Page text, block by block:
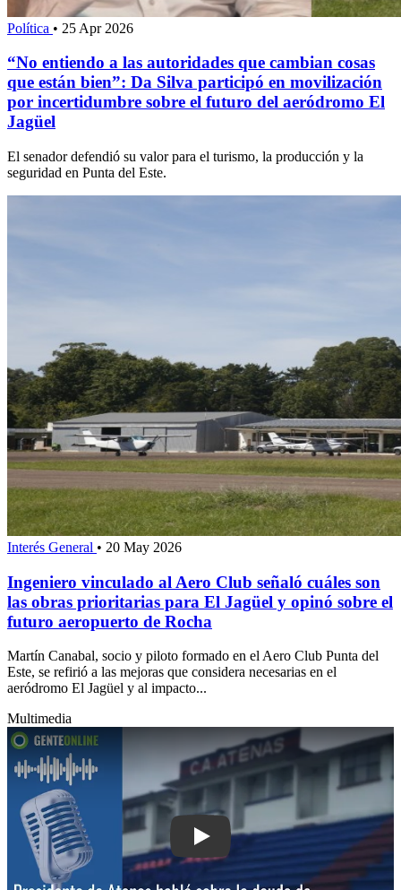
Política • 25 Apr 2026
“No entiendo a las autoridades que cambian cosas
que están bien”: Da Silva participó en movilización
por incertidumbre sobre el futuro del aeródromo El
Jagüel
El senador defendió su valor para el turismo, la producción y la
seguridad en Punta del Este.
Interés General • 20 May 2026
Ingeniero vinculado al Aero Club señaló cuáles son
las obras prioritarias para El Jagüel y opinó sobre el
futuro aeropuerto de Rocha
Martín Canabal, socio y piloto formado en el Aero Club Punta del
Este, se refirió a las mejoras que considera necesarias en el
aeródromo El Jagüel y al impacto...
Multimedia
Play: Presidente de Atenas habló